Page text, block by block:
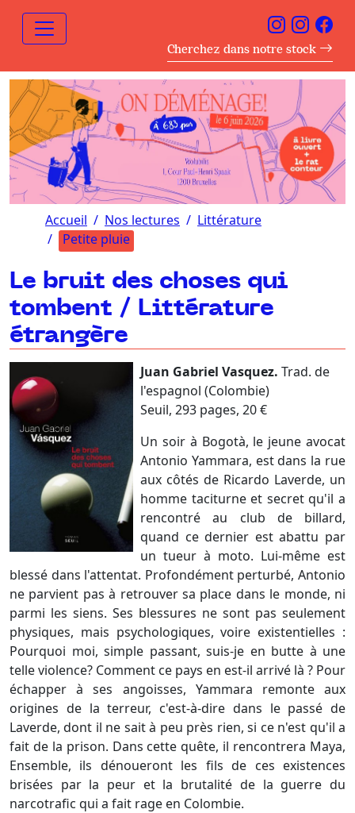
Cherchez dans notre stock
Accueil Nos lectures
Littérature
Petite pluie
Le bruit des choses qui
tombent / Littérature
étrangère
Juan Gabriel Vasquez. Trad. de
l'espagnol (Colombie)
Seuil, 293 pages, 20 €
Un soir à Bogotà, le jeune avocat
Antonio Yammara, est dans la rue
aux côtés de Ricardo Laverde, un
homme taciturne et secret qu'il a
rencontré au club de billard,
quand ce dernier est abattu par
un tueur à moto. Lui-même est
blessé dans l'attentat. Profondément perturbé, Antonio
ne parvient pas à retrouver sa place dans le monde, ni
parmi les siens. Ses blessures ne sont pas seulement
physiques, mais psychologiques, voire existentielles :
Pourquoi moi, simple passant, suis-je en butte à une
telle violence? Comment ce pays en est-il arrivé là ? Pour
échapper à ses angoisses, Yammara remonte aux
origines de la terreur, c'est-à-dire dans le passé de
Laverde, dont il ne sait à peu près rien, si ce n'est qu'il a
fait de la prison. Dans cette quête, il rencontrera Maya,
Ensemble, ils dénoueront les fils de ces existences
brisées par la peur et la brutalité de la guerre du
narcotrafic qui a fait rage en Colombie.